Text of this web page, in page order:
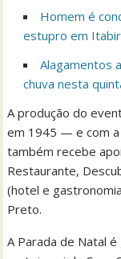
Homem é
estupro em
Alagamentos
chuva nesta
A produção do
em 1945 — e com a
também recebe
Restaurante,
(hotel e
Preto.
A Parada de Natal